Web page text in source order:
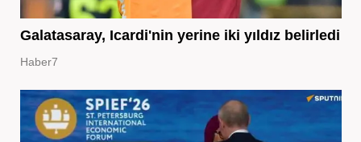
Galatasaray, Icardi'nin yerine iki yıldız belirledi
Haber7